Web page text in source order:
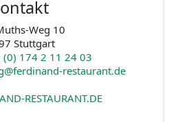
Weg 10
Stuttgart
(0) 174 2 11 24 03
restaurant.de
RESTAURANT.DE